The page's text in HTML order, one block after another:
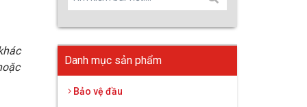
Danh mục sản phẩm
Bảo vệ đầu